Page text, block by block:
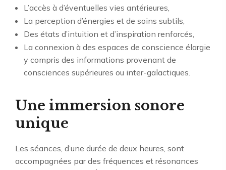
L’accès à d’éventuelles vies antérieures,
La perception d’énergies et de soins subtils,
Des états d’intuition et d’inspiration renforcés,
La connexion à des espaces de conscience élargie
y compris des informations provenant de
consciences supérieures ou inter-galactiques.
Une immersion sonore
unique
Les séances, d’une durée de deux heures, sont
accompagnées par des fréquences et résonances